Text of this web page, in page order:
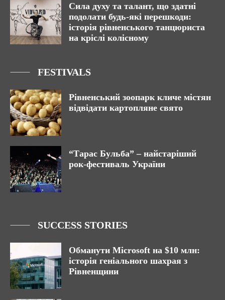
Сила духу та талант, що здатні
подолати будь-які перешкоди:
історія рівненського танцюриста
на кріслі колісному
FESTIVALS
Рівненський зоопарк кличе містян
відвідати картопляне свято
“Тарас Бульба” – найстаріший
рок-фестиваль України
SUCCESS STORIES
Обманути Microsoft на $10 млн:
історія геніального шахрая з
Рівненщини